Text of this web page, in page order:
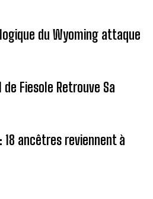
du Wyoming attaque
de Fiesole Retrouve Sa
ancêtres reviennent à